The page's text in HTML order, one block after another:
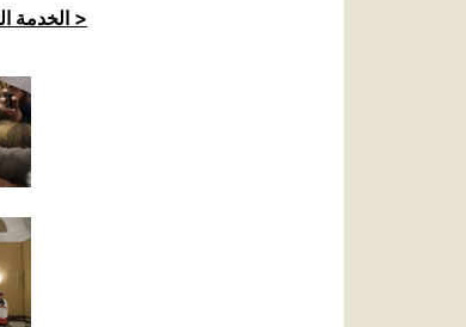
الخدمة الفوتوغرافية للكرسي الرسولي >